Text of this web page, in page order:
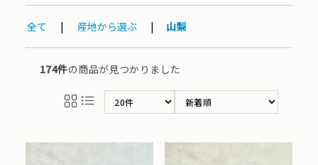
全て | 産地から選ぶ | 山梨
174件の商品が見つかりました